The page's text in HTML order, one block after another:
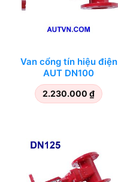
Van cổng tín hiệu điện
AUT DN100
2.230.000 ₫